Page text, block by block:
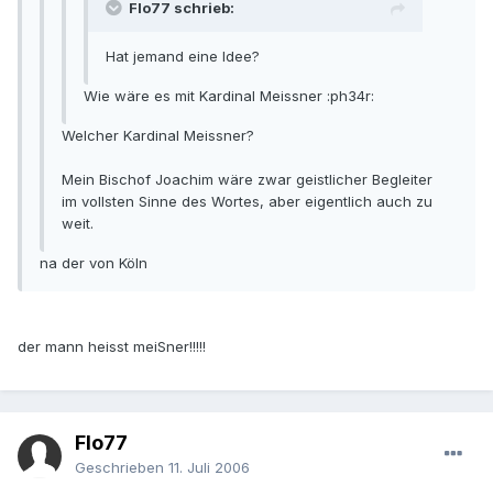
Flo77 schrieb:
Hat jemand eine Idee?
Wie wäre es mit Kardinal Meissner :ph34r:
Welcher Kardinal Meissner?
Mein Bischof Joachim wäre zwar geistlicher Begleiter
im vollsten Sinne des Wortes, aber eigentlich auch zu
weit.
na der von Köln
der mann heisst meiSner!!!!!
Flo77
Geschrieben 11. Juli 2006